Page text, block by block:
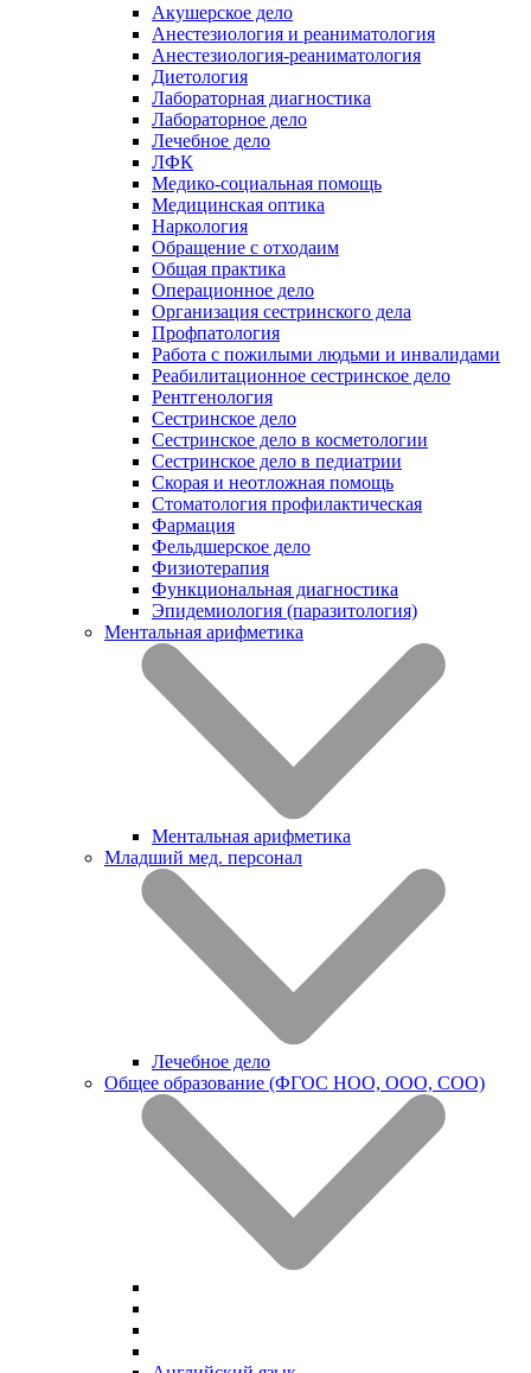
Акушерское дело
Анестезиология и реаниматология
Анестезиология-реаниматология
Диетология
Лабораторная диагностика
Лабораторное дело
Лечебное дело
ЛФК
Медико-социальная помощь
Медицинская оптика
Наркология
Обращение с отходаим
Общая практика
Операционное дело
Организация сестринского дела
Профпатология
Работа с пожилыми людьми и инвалидами
Реабилитационное сестринское дело
Рентгенология
Сестринское дело
Сестринское дело в косметологии
Сестринское дело в педиатрии
Скорая и неотложная помощь
Стоматология профилактическая
Фармация
Фельдшерское дело
Физиотерапия
Функциональная диагностика
Эпидемиология (паразитология)
Ментальная арифметика
Ментальная арифметика
Младший мед. персонал
Лечебное дело
Общее образование (ФГОС НОО, ООО, СОО)